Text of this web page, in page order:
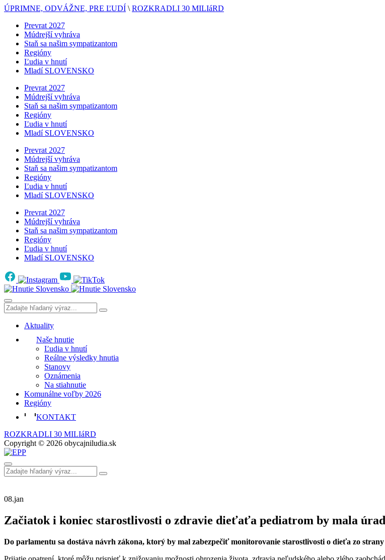
ÚPRIMNE, ODVÁŽNE, PRE ĽUDÍ \ ROZKRADLI 30 MILIáRD
Prevrat 2027
Múdrejší vyhráva
Staň sa našim sympatizantom
Regióny
Ľudia v hnutí
Mladí SLOVENSKO
Prevrat 2027
Múdrejší vyhráva
Staň sa našim sympatizantom
Regióny
Ľudia v hnutí
Mladí SLOVENSKO
Prevrat 2027
Múdrejší vyhráva
Staň sa našim sympatizantom
Regióny
Ľudia v hnutí
Mladí SLOVENSKO
Prevrat 2027
Múdrejší vyhráva
Staň sa našim sympatizantom
Regióny
Ľudia v hnutí
Mladí SLOVENSKO
Aktuality
Naše hnutie
Ľudia v hnutí
Reálne výsledky hnutia
Stanovy
Oznámenia
Na stiahnutie
Komunálne voľby 2026
Regióny
KONTAKT
ROZKRADLI 30 MILIáRD
Copyright © 2026 obycajniludia.sk
08.jan
Začiatok i koniec starostlivosti o zdravie dieťaťa pediatrom by mala
Do parlamentu sa dostáva návrh zákona, ktorý by mal zabezpečiť monitorovanie starostlivosti o dieťa zo